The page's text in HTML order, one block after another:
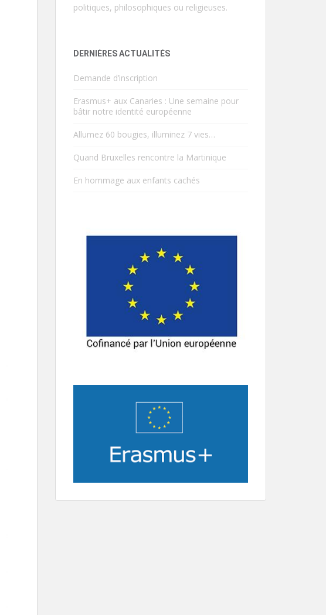
politiques, philosophiques ou religieuses.
DERNIÈRES ACTUALITÉS
Demande d’inscription
Erasmus+ aux Canaries : Une semaine pour
bâtir notre identité européenne
Allumez 60 bougies, illuminez 7 vies…
Quand Bruxelles rencontre la Martinique
En hommage aux enfants cachés